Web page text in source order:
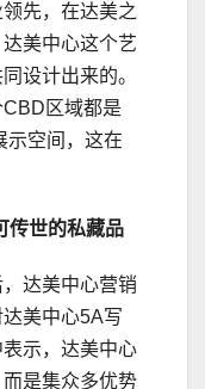
先，在达美之
美中心这个艺
设计出来的。
区域都是
示空间，这在
传世的私藏品
达美中心营销
美中心5A写
示，达美中心
是集众多优势